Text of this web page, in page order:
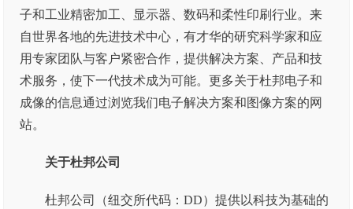
子和工业精密加工、显示器、数码和柔性印刷行业。来
自世界各地的先进技术中心，有才华的研究科学家和应
用专家团队与客户紧密合作，提供解决方案、产品和技
术服务，使下一代技术成为可能。更多关于杜邦电子和
成像的信息通过浏览我们电子解决方案和图像方案的网
站。
关于杜邦公司
杜邦公司（纽交所代码：DD）提供以科技为基础的